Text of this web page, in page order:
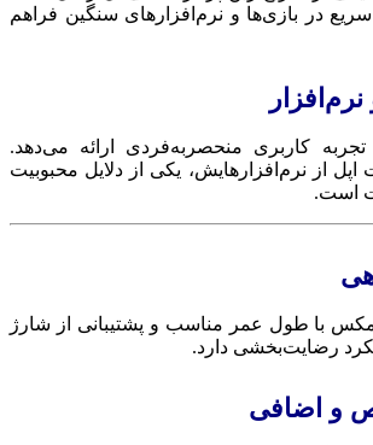
در بازی‌ها و نرم‌افزارهای سنگین فراهم
تجربه کاربری منحصربه‌فردی ارائه می‌دهد.
اپل از نرم‌افزارهایش، یکی از دلایل محبوبیت
است.
با طول عمر مناسب و پشتیبانی از شارژ
رضایت‌بخشی دارد.
و اضافی